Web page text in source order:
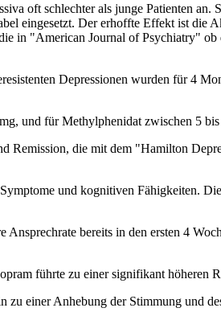
oft schlechter als junge Patienten
eingesetzt. Der erhoffte Effekt ist die
in "American Journal of Psychiatry"
Depressionen wurden für 4
und für Methylphenidat zwischen 5
Remission, die mit dem "Hamilton
und kognitiven Fähigkeiten.
Ansprechrate bereits in den ersten 4
führte zu einer signifikant höheren
einer Anhebung der Stimmung und